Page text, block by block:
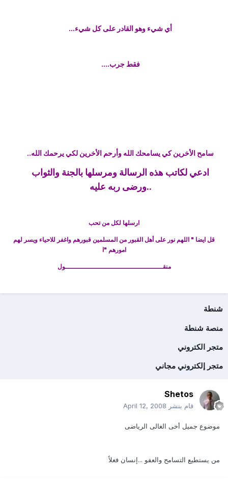
أي شيء وهو القادر على كل شيء...
فقط جرب....
سامح الأخرين كي يسامحك الله وأرحم الأخرين لكي يرحمك الله..
ادعي لكاتب هذه الرسالة ومرسلها بالجنة والثواب
..ورضى ربه عليه
ارسلها لكل من تحب
قل ايضا " اللهم نور على أهل القبور من المسلمين قبورهم واغفر للاحياء ويسر لهم
امورهم "ا
منقــــــــــــــــــــــــــــــــــــــــــــــــول
شنطة
منصة شنطة
متجر الكتروني
متجر إلكتروني مجاني
Shetos
قام بنشر April 12, 2008
موضوع جميل أخى الغالى الرياضى
من يستطيع التسامح والعفو ...إنسان فعلاً